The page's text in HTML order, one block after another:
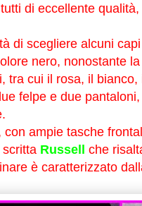
di eccellente
di scegliere alcuni
nero, nonostante
tra cui il rosa, il
felpe e due
con ampie tasche
Russell che
è caratterizzato